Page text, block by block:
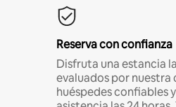
Reserva con confianza
Disfruta una estancia
evaluados por nuestra
huéspedes confiables